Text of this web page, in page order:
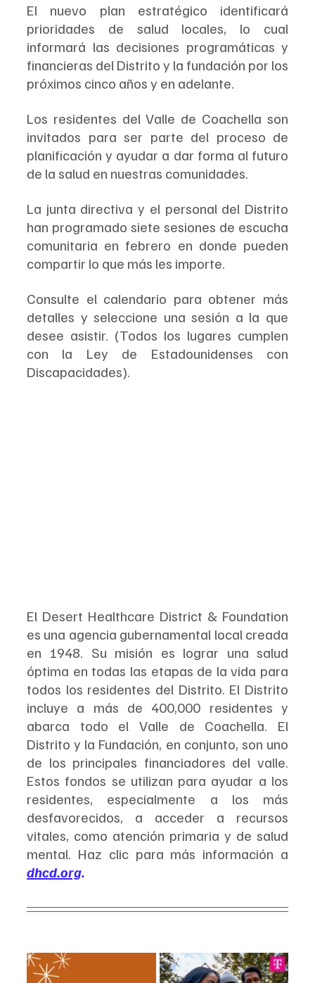
El nuevo plan estratégico identificará
prioridades de salud locales, lo cual
informará las decisiones programáticas y
financieras del Distrito y la fundación por los
próximos cinco años y en adelante.
Los residentes del Valle de Coachella son
invitados para ser parte del proceso de
planificación y ayudar a dar forma al futuro
de la salud en nuestras comunidades.
La junta directiva y el personal del Distrito
han programado siete sesiones de escucha
comunitaria en febrero en donde pueden
compartir lo que más les importe.
Consulte el calendario para obtener más
detalles y seleccione una sesión a la que
desee asistir. (Todos los lugares cumplen
con la Ley de Estadounidenses con
Discapacidades).
El Desert Healthcare District & Foundation
es una agencia gubernamental local creada
en 1948. Su misión es lograr una salud
óptima en todas las etapas de la vida para
todos los residentes del Distrito. El Distrito
incluye a más de 400,000 residentes y
abarca todo el Valle de Coachella. El
Distrito y la Fundación, en conjunto, son uno
de los principales financiadores del valle.
Estos fondos se utilizan para ayudar a los
residentes, especialmente a los más
desfavorecidos, a acceder a recursos
vitales, como atención primaria y de salud
dhcd.org.